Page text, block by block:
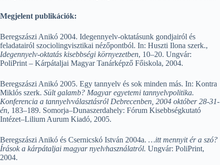
Megjelent publikációk:
Beregszászi Anikó 2004. Idegennyelv-oktatásunk gondjairól és
feladatairól szociolingvisztikai nézőpontból. In: Huszti Ilona szerk.,
Idegennyelv-oktatás kisebbségi környezetben, 10–20. Ungvár:
PoliPrint – Kárpátaljai Magyar Tanárképző Főiskola, 2004.
Beregszászi Anikó 2005. Egy tannyelv és sok minden más. In: Kontra
Miklós szerk. Sült galamb? Magyar egyetemi tannyelvpolitika.
Konferencia a tannyelvválasztásról Debrecenben, 2004 október 28-31-
én, 183–189. Somorja–Dunaszerdahely: Fórum Kisebbségkutató
Intézet–Lilium Aurum Kiadó, 2005.
Beregszászi Anikó és Csernicskó István 2004a. …itt mennyit ér a szó?
Írások a kárpátaljai magyar nyelvhasználatról. Ungvár: PoliPrint,
2004.